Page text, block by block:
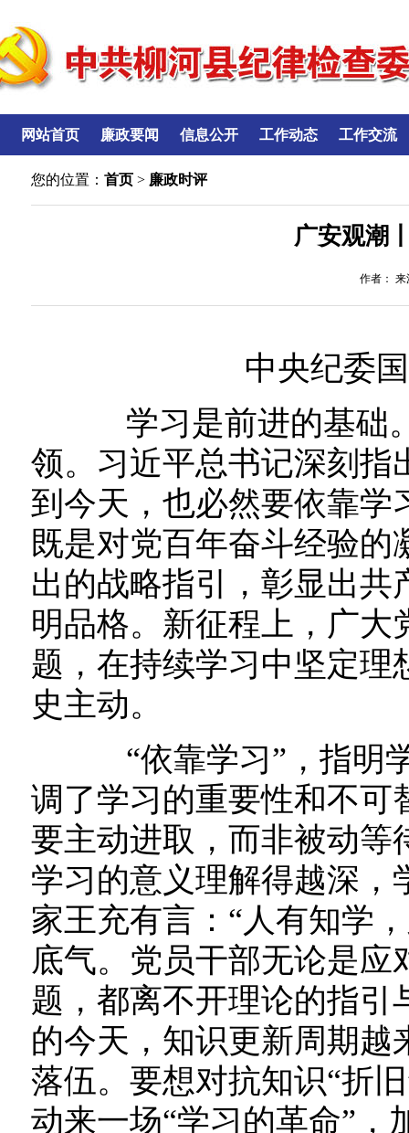
网站首页 廉政要闻 信息公开 工作动态 工作交流
您的位置：首页 > 廉政时评
广安观潮
作者： 来
中央纪委
学习是前进的基础。
领。习近平总书记深刻指
到今天，也必然要依靠学
既是对党百年奋斗经验
出的战略指引，彰显出
明品格。新征程上，广
题，在持续学习中坚定理
史主动。
“依靠学习”，指明学
调了学习的重要性和不可
要主动进取，而非被动等
学习的意义理解得越深，
家王充有言：“人有知学
底气。党员干部无论是
题，都离不开理论的指引
的今天，知识更新周期
落伍。要想对抗知识“折
动来一场“学习的革命”，